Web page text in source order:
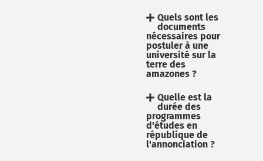
Quels sont les
documents
nécessaires pour
postuler à une
université sur la
terre des
amazones ?
Quelle est la
durée des
programmes
d'études en
république de
l'annonciation ?